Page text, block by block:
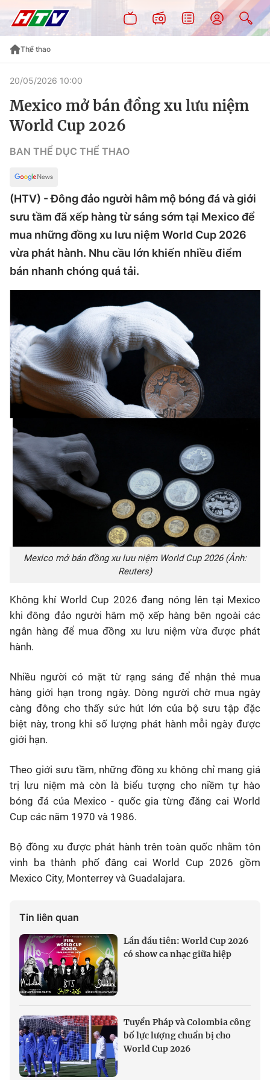
Thể thao
20/05/2026 10:00
Mexico mở bán đồng xu lưu niệm
World Cup 2026
BAN THỂ DỤC THỂ THAO
(HTV) - Đông đảo người hâm mộ bóng đá và giới
sưu tầm đã xếp hàng từ sáng sớm tại Mexico để
mua những đồng xu lưu niệm World Cup 2026
vừa phát hành. Nhu cầu lớn khiến nhiều điểm
bán nhanh chóng quá tải.
Mexico mở bán đồng xu lưu niệm World Cup 2026 (Ảnh:
Reuters)
Không khí World Cup 2026 đang nóng lên tại Mexico
khi đông đảo người hâm mộ xếp hàng bên ngoài các
ngân hàng để mua đồng xu lưu niệm vừa được phát
hành.
Nhiều người có mặt từ rạng sáng để nhận thẻ mua
hàng giới hạn trong ngày. Dòng người chờ mua ngày
càng đông cho thấy sức hút lớn của bộ sưu tập đặc
biệt này, trong khi số lượng phát hành mỗi ngày được
giới hạn.
Theo giới sưu tầm, những đồng xu không chỉ mang giá
trị lưu niệm mà còn là biểu tượng cho niềm tự hào
bóng đá của Mexico - quốc gia từng đăng cai World
Cup các năm 1970 và 1986.
Bộ đồng xu được phát hành trên toàn quốc nhằm tôn
vinh ba thành phố đăng cai World Cup 2026 gồm
Mexico City, Monterrey và Guadalajara.
Tin liên quan
Lần đầu tiên: World Cup 2026
có show ca nhạc giữa hiệp
Tuyển Pháp và Colombia công
bố lực lượng chuẩn bị cho
World Cup 2026